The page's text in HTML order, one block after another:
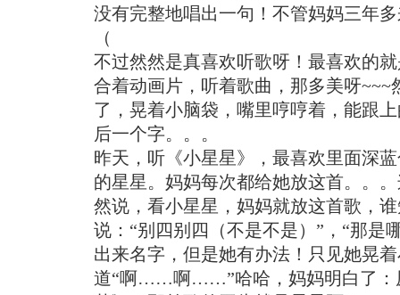
没有完整地唱出一句！不管妈妈三年
（
不过然然是真喜欢听歌呀！最喜欢的
合着动画片，听着歌曲，那多美呀~~~
了，晃着小脑袋，嘴里哼哼着，能跟
后一个字。。。
昨天，听《小星星》，最喜欢里面深
的星星。妈妈每次都给她放这首。。
然说，看小星星，妈妈就放这首歌，
说：“别四别四（不是不是）”，“那是
出来名字，但是她有办法！只见她晃
道“啊……啊……”哈哈，妈妈明白了：